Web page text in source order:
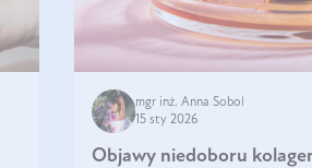
mgr inż. Anna Sobol
15 sty 2026
Objawy niedoboru